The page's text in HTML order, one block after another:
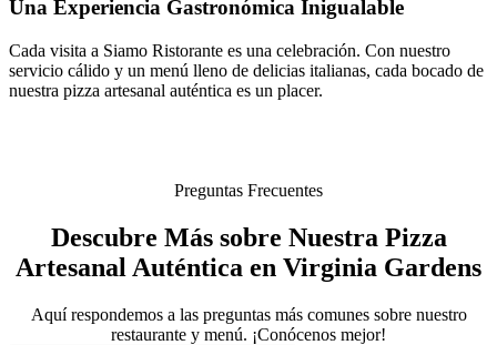
Una Experiencia Gastronómica Inigualable
Cada visita a Siamo Ristorante es una celebración. Con nuestro
servicio cálido y un menú lleno de delicias italianas, cada bocado de
nuestra pizza artesanal auténtica es un placer.
Preguntas Frecuentes
Descubre Más sobre Nuestra Pizza
Artesanal Auténtica en Virginia Gardens
Aquí respondemos a las preguntas más comunes sobre nuestro
restaurante y menú. ¡Conócenos mejor!